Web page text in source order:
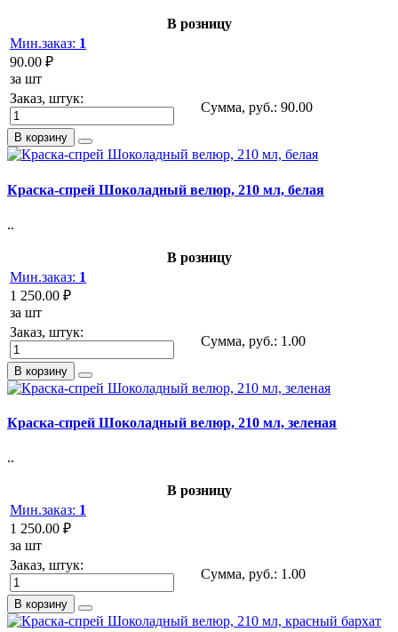
В розницу
Мин.заказ: 1
90.00 ₽
за шт
Заказ, штук:
Сумма, руб.: 90.00
В корзину
Краска-спрей Шоколадный велюр, 210 мл, белая
..
В розницу
Мин.заказ: 1
1 250.00 ₽
за шт
Заказ, штук:
Сумма, руб.: 1.00
В корзину
Краска-спрей Шоколадный велюр, 210 мл, зеленая
..
В розницу
Мин.заказ: 1
1 250.00 ₽
за шт
Заказ, штук:
Сумма, руб.: 1.00
В корзину